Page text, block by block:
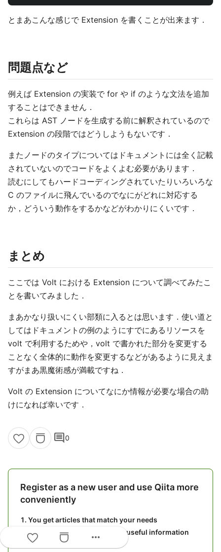
とまあこんな感じで Extension を書くことが出来ます．
問題点など
例えば Extension の実装で for や if のような文法を追加
することはできません．
これらは AST ノードを生成する前に解釈されているので
Extension の段階ではどうしようもないです．
またノードのタイプについてはドキュメントには全く記載
されていないのでコードをよくよむ必要があります．
読むにしてもハードコーディングされていたりいろいろな
C のファイルに飛んでいるのでなにがどれに対応する
か，どういう動作をするかなどがわかりにくいです．
まとめ
ここでは Volt における Extension について調べてみたこ
とを書いてみました．
まあかなり扱いにくい部類に入るとは思います．使い道と
してはドキュメントの例のようにすでにあるリソースを
volt で利用するためや，volt で書かれた部分を変更する
ことなく全体的に動作を変更するなどがあるように見えま
すがまあ黒魔術感が満載ですね．
Volt の Extension についてなにか情報が必要な場合の助
けになれば幸いです．
comment0
Register as a new user and use Qiita more
conveniently
You get articles that match your needs
You can efficiently read back useful information
You can use dark theme
more_horiz